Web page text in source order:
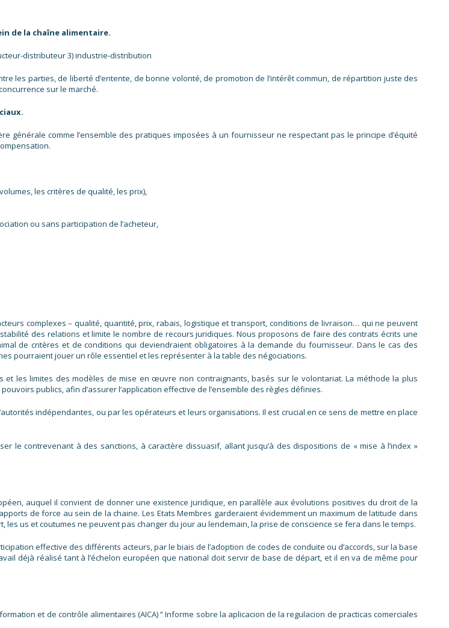
de la chaîne alimentaire.
distributeur 3) industrie-distribution
les parties, de liberté d’entente, de bonne volonté, de promotion de l’intérêt commun, de répartition juste des
sur le marché.
comme l’ensemble des pratiques imposées à un fournisseur ne respectant pas le principe d’équité
les critères de qualité, les prix),
ou sans participation de l’acheteur,
complexes – qualité, quantité, prix, rabais, logistique et transport, conditions de livraison… qui ne peuvent
des relations et limite le nombre de recours juridiques. Nous proposons de faire des contrats écrits une
de critères et de conditions qui deviendraient obligatoires à la demande du fournisseur. Dans le cas des
pourraient jouer un rôle essentiel et les représenter à la table des négociations.
et les limites des modèles de mise en œuvre non contraignants, basés sur le volontariat. La méthode la plus
publics, afin d’assurer l’application effective de l’ensemble des règles définies.
indépendantes, ou par les opérateurs et leurs organisations. Il est crucial en ce sens de mettre en place
le contrevenant à des sanctions, à caractère dissuasif, allant jusqu’à des dispositions de « mise à l’index »
auquel il convient de donner une existence juridique, en parallèle aux évolutions positives du droit de la
de force au sein de la chaine. Les Etats Membres garderaient évidemment un maximum de latitude dans
les us et coutumes ne peuvent pas changer du jour au lendemain, la prise de conscience se fera dans le temps.
effective des différents acteurs, par le biais de l’adoption de codes de conduite ou d’accords, sur la base
déjà réalisé tant à l’échelon européen que national doit servir de base de départ, et il en va de même pour
et de contrôle alimentaires (AICA) ” Informe sobre la aplicacion de la regulacion de practicas comerciales